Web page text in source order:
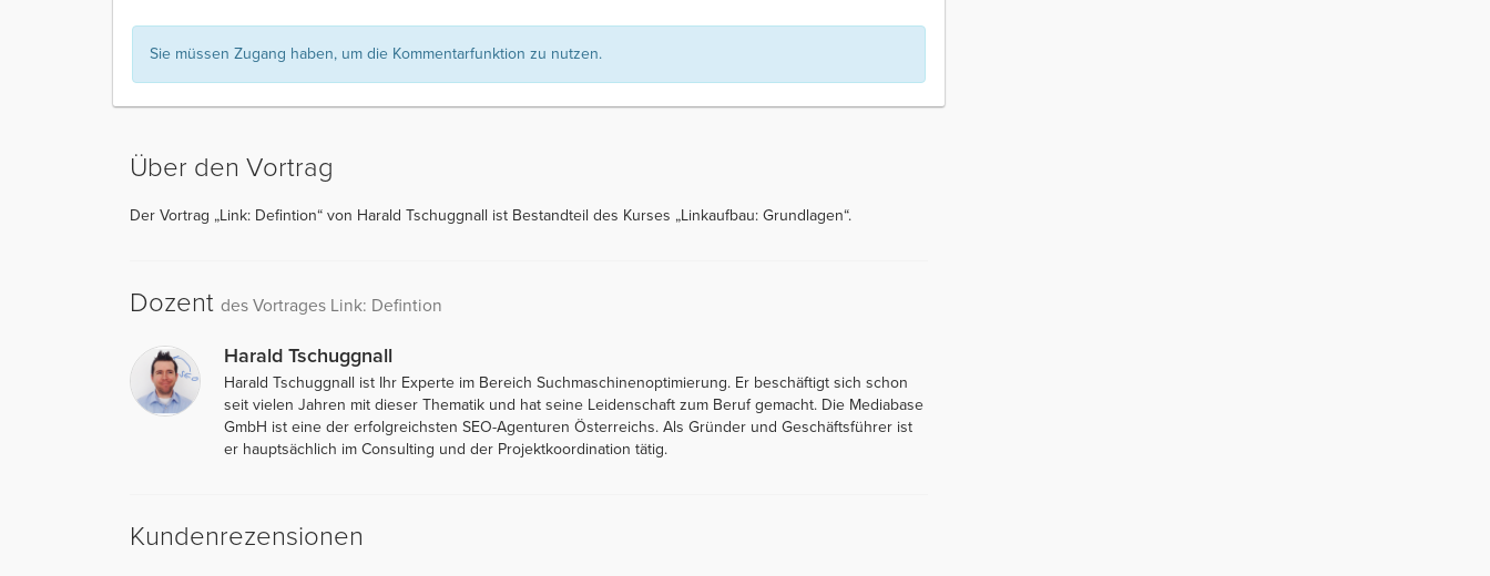
Sie müssen Zugang haben, um die Kommentarfunktion zu nutzen.
Über den Vortrag
Der Vortrag „Link: Defintion“ von Harald Tschuggnall ist Bestandteil des Kurses „Linkaufbau: Grundlagen“.
Dozent des Vortrages Link: Defintion
Harald Tschuggnall
Harald Tschuggnall ist Ihr Experte im Bereich Suchmaschinenoptimierung. Er beschäftigt sich schon
seit vielen Jahren mit dieser Thematik und hat seine Leidenschaft zum Beruf gemacht. Die Mediabase
GmbH ist eine der erfolgreichsten SEO-Agenturen Österreichs. Als Gründer und Geschäftsführer ist
er hauptsächlich im Consulting und der Projektkoordination tätig.
Kundenrezensionen